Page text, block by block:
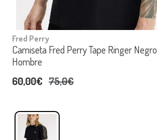
Fred Perry
Camiseta Fred Perry Tape Ringer Negro
Hombre
60,00€ 75,0€